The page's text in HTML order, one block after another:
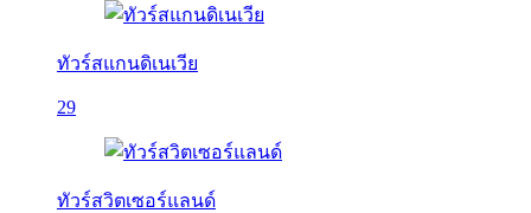
ทัวร์สแกนดิเนเวีย
29
ทัวร์สวิตเซอร์แลนด์